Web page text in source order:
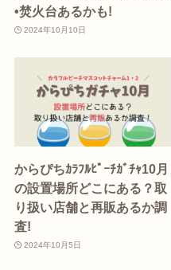
•焚火台あるかも!
2024年10月10日
からぴちｶﾗﾌﾙﾋﾟｰﾁｶﾞﾁｬ10月
の設置場所どこにある？取
り扱い店舗と再販あるか調
査!
2024年10月5日